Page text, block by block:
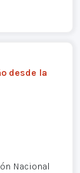
desde la
Nacional